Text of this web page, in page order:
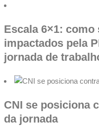
Escala 6×1:
impactados pela
jornada de
CNI se posiciona
da jornada